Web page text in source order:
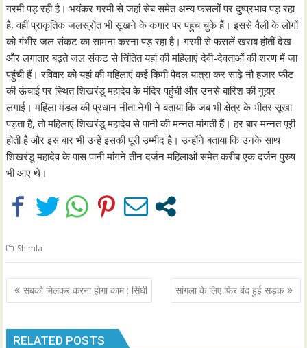
गरमी पड़ रही है। भयंकर गरमी से जहां सेब समेत अन्य फसलों पर दुष्प्रभाव पड़ रहा
है, वहीं प्राकृतिक जलस्रोत भी सूखने के कगार पर पहुंच चुके हैं। इससे वैली के लोगों
को गंभीर जल संकट का सामना करना पड़ रहा है। गरमी से फसलें खराब होतीं देख
और लगातार बढ़ते जल संकट से चिंतित यहां की महिलाएं देवी-देवताओं की शरण में जा
पहुंची हैं। रविवार को यहां की महिलाएं कई किमी पैदल यात्रा कर साढ़े नौ हजार फीट
की ऊंचाई पर स्थित शिखरंडू महादेव के मंदिर पहुंची और उनसे बारिश की गुहार
लगाई। महिला मंडल की प्रधान नीता नेगी ने बताया कि जब भी क्षेत्र के भीतर सूखा
पड़ता है, तो महिलाएं शिखरंडू महादेव से पानी की मन्नत मांगती हैं। हर बार मन्नत पूरी
होती है और इस बार भी उन्हें इसकी पूरी उम्मीद है। उन्होंने बताया कि उनके साथ
शिखरंडू महादेव के पास पानी मांगने तीन दर्जन महिलाओं समेत करीब एक दर्जन पुरुष
भी आए थे।
Shimla
Post
navigation
सबको मिलकर करना होगा काम : सिंघी सांगला के लिए फिर बंद हुई सड़क
RELATED POSTS